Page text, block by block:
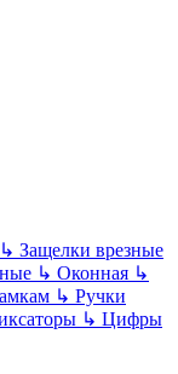
↳ Защелки врезные
↳ Оконная ↳
↳ Ручки
↳ Цифры